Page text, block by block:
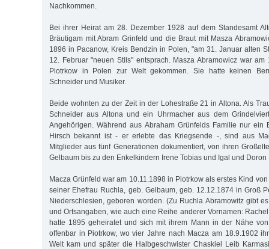
Nachkommen.
Bei ihrer Heirat am 28. Dezember 1928 auf dem Standesamt
Bräutigam mit Abram Grinfeld und die Braut mit Masza
1896 in Pacanow, Kreis Bendzin in Polen, "am 31. Januar alten
12. Februar "neuen Stils" entsprach. Masza Abramowicz war
Piotrkow in Polen zur Welt gekommen. Sie hatte keinen
Schneider und Musiker.
Beide wohnten zu der Zeit in der Lohestraße 21 in Altona. Als
Schneider aus Altona und ein Uhrmacher aus dem
Angehörigen. Während aus Abraham Grünfelds Familie nur ein
Hirsch bekannt ist - er erlebte das Kriegsende -, sind aus
Mitglieder aus fünf Generationen dokumentiert, von ihren
Gelbaum bis zu den Enkelkindern Irene Tobias und Igal und Doron
Macza Grünfeld war am 10.11.1898 in Piotrkow als erstes Kind
seiner Ehefrau Ruchla, geb. Gelbaum, geb. 12.12.1874 in Groß
Niederschlesien, geboren worden. (Zu Ruchla Abramowitz gibt
und Ortsangaben, wie auch eine Reihe anderer Vornamen:
hatte 1895 geheiratet und sich mit ihrem Mann in der Nähe
offenbar in Piotrkow, wo vier Jahre nach Macza am 18.9.1902
Welt kam und später die Halbgeschwister Chaskiel Leib